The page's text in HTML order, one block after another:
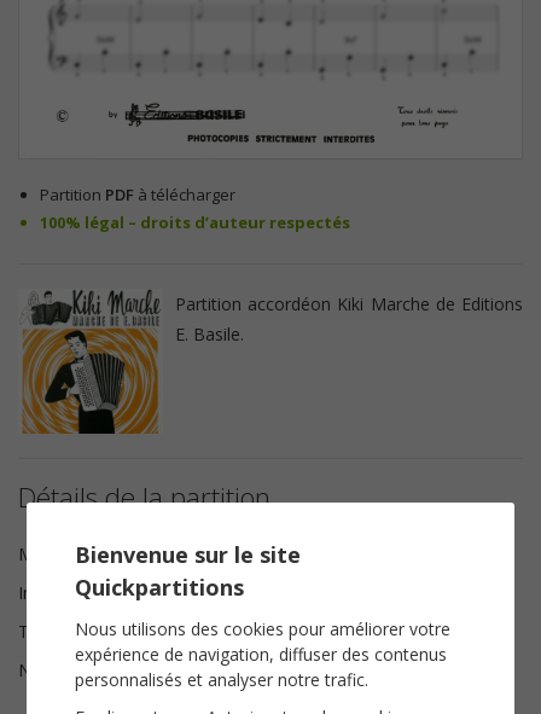
Partition PDF à télécharger
100% légal – droits d’auteur respectés
Partition accordéon Kiki Marche de Editions
E. Basile.
Détails de la partition
Musique
Enrico Basile
Instrumentation
Tonalité
Do majeur
Nombre de pages
2
Bienvenue sur le site
Quickpartitions
Nous utilisons des cookies pour améliorer votre
expérience de navigation, diffuser des contenus
personnalisés et analyser notre trafic.